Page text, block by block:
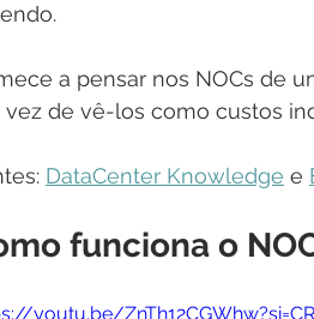
a pensar nos NOCs de
vez de vê-los como custos
DataCenter Knowledge e
funciona o
youtu.be/